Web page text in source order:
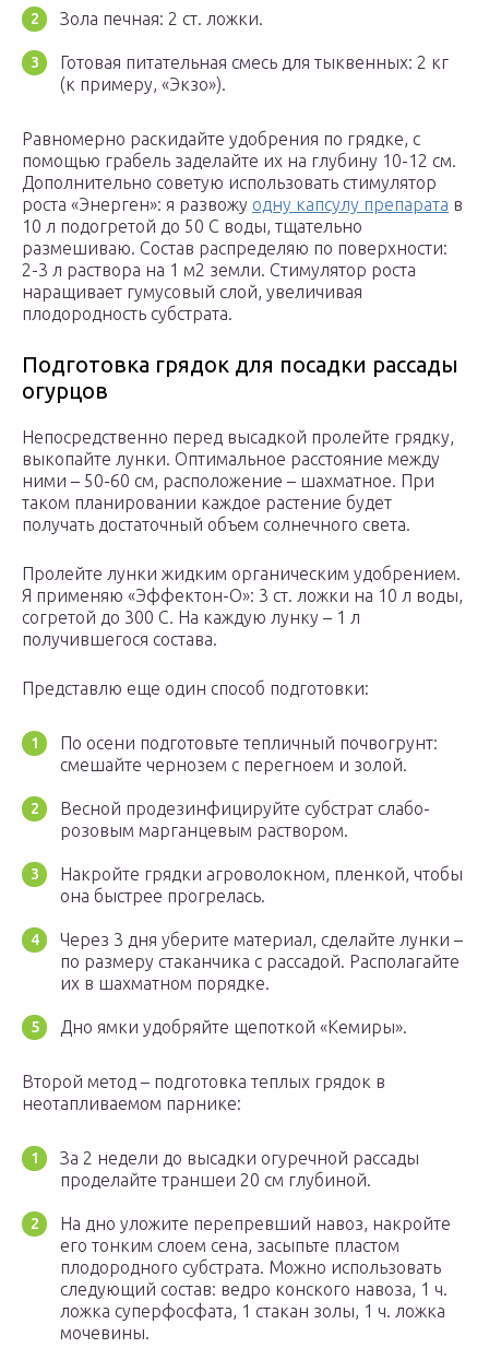
Зола печная: 2 ст. ложки.
Готовая питательная смесь для тыквенных: 2 кг
(к примеру, «Экзо»).
Равномерно раскидайте удобрения по грядке, с
помощью грабель заделайте их на глубину 10-12 см.
Дополнительно советую использовать стимулятор
роста «Энерген»: я развожу одну капсулу препарата в
10 л подогретой до 50 С воды, тщательно
размешиваю. Состав распределяю по поверхности:
2-3 л раствора на 1 м2 земли. Стимулятор роста
наращивает гумусовый слой, увеличивая
плодородность субстрата.
Подготовка грядок для посадки рассады
огурцов
Непосредственно перед высадкой пролейте грядку,
выкопайте лунки. Оптимальное расстояние между
ними – 50-60 см, расположение – шахматное. При
таком планировании каждое растение будет
получать достаточный объем солнечного света.
Пролейте лунки жидким органическим удобрением.
Я применяю «Эффектон-О»: 3 ст. ложки на 10 л воды,
согретой до 300 С. На каждую лунку – 1 л
получившегося состава.
Представлю еще один способ подготовки:
По осени подготовьте тепличный почвогрунт:
смешайте чернозем с перегноем и золой.
Весной продезинфицируйте субстрат слабо-
розовым марганцевым раствором.
Накройте грядки агроволокном, пленкой, чтобы
она быстрее прогрелась.
Через 3 дня уберите материал, сделайте лунки –
по размеру стаканчика с рассадой. Располагайте
их в шахматном порядке.
Дно ямки удобряйте щепоткой «Кемиры».
Второй метод – подготовка теплых грядок в
неотапливаемом парнике:
За 2 недели до высадки огуречной рассады
проделайте траншеи 20 см глубиной.
На дно уложите перепревший навоз, накройте
его тонким слоем сена, засыпьте пластом
плодородного субстрата. Можно использовать
следующий состав: ведро конского навоза, 1 ч.
ложка суперфосфата, 1 стакан золы, 1 ч. ложка
мочевины.